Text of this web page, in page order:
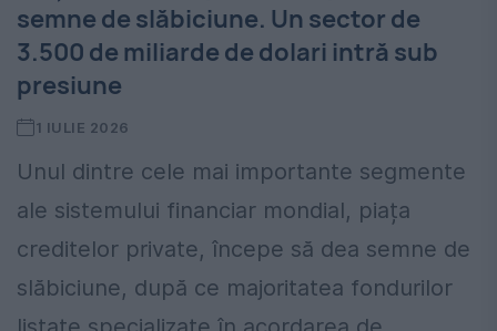
semne de slăbiciune. Un sector de
3.500 de miliarde de dolari intră sub
presiune
1 IULIE 2026
Unul dintre cele mai importante segmente
ale sistemului financiar mondial, piața
creditelor private, începe să dea semne de
slăbiciune, după ce majoritatea fondurilor